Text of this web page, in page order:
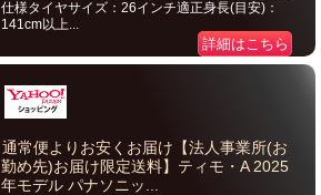
仕様タイヤサイズ：26インチ適正身長(目安)：
141cm以上...
詳細はこちら
通常便よりお安くお届け【法人事業所(お
勤め先)お届け限定送料】ティモ・A 2025
年モデル パナソニッ...